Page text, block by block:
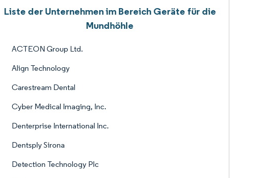
Liste der Unternehmen im Bereich Geräte für die
Mundhöhle
ACTEON Group Ltd.
Align Technology
Carestream Dental
Cyber Medical Imaging, Inc.
Denterprise International Inc.
Dentsply Sirona
Detection Technology Plc